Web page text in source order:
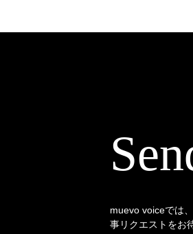
muevo voiceでは
事リクエストをお